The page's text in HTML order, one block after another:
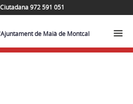
972 591 051
de Maià de Montcal